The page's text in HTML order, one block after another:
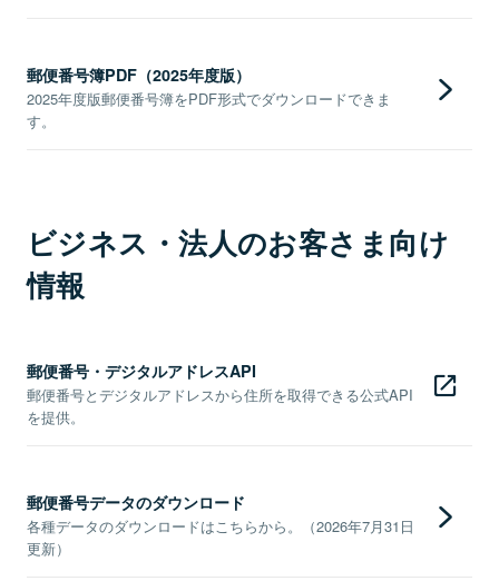
郵便番号簿PDF（2025年度版）
2025年度版郵便番号簿をPDF形式でダウンロードできま
す。
ビジネス・法人のお客さま向け
情報
郵便番号・デジタルアドレスAPI
郵便番号とデジタルアドレスから住所を取得できる公式API
を提供。
郵便番号データのダウンロード
各種データのダウンロードはこちらから。（2026年7月31日
更新）